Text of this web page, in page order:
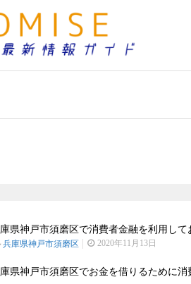
県神戸市須磨区で消費者金融を利用し
兵庫県神戸市須磨区 2020年11月13日
県神戸市須磨区でお金を借りるために